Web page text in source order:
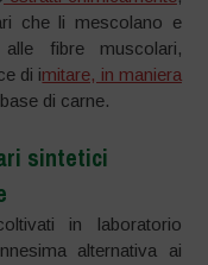
che li mescolano e
fibre muscolari,
di imitare, in maniera
di carne.
sintetici
in laboratorio
alternativa ai